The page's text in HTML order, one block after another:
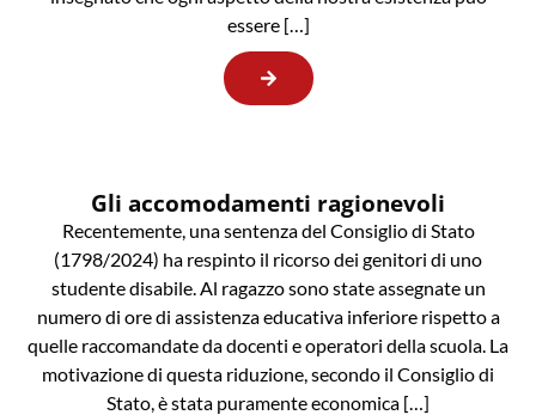
essere […]
Gli accomodamenti ragionevoli
Recentemente, una sentenza del Consiglio di Stato
(1798/2024) ha respinto il ricorso dei genitori di uno
studente disabile. Al ragazzo sono state assegnate un
numero di ore di assistenza educativa inferiore rispetto a
quelle raccomandate da docenti e operatori della scuola. La
motivazione di questa riduzione, secondo il Consiglio di
Stato, è stata puramente economica […]